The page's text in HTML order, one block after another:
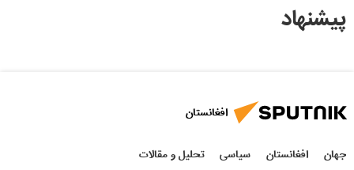
پیشنهاد
افغانستان
جهان افغانستان سیاسی تحلیل و مقالات